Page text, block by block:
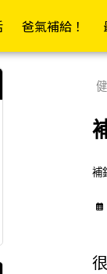
補充重點 | 富康
爸氣補給！
舌板
補